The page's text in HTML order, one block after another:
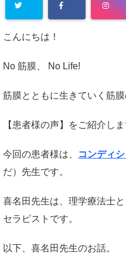
こんにちは！
No 筋膜、 No Life!
筋膜とともに生きていく筋
【患者様の声】をご紹介しま
今回の患者様は、 コンディ
だ）先生です。
喜名田先生は、理学療法士
セラピストです。
以下、喜名田先生のお話。